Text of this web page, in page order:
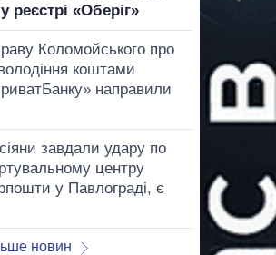
реєстрі «Оберіг»
Коломойського про
коштами
направили
завдали удару по
центру
у Павлограді, є
новин